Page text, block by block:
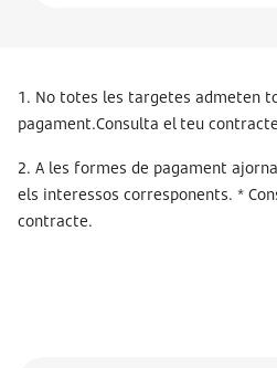
1. No totes les targetes admeten
pagament.Consulta el teu
2. A les formes de pagament
els interessos corresponents. *
contracte.